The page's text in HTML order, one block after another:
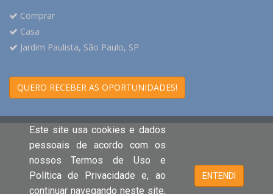
Comprar
Casa
Jardim Paulista, São Paulo, SP
QUERO RECEBER AS OPORTUNIDADES!
Este site usa cookies e dados
pessoais de acordo com os
nossos Termos de Uso e
Política de Privacidade e, ao
continuar navegando neste site,
ENTENDI